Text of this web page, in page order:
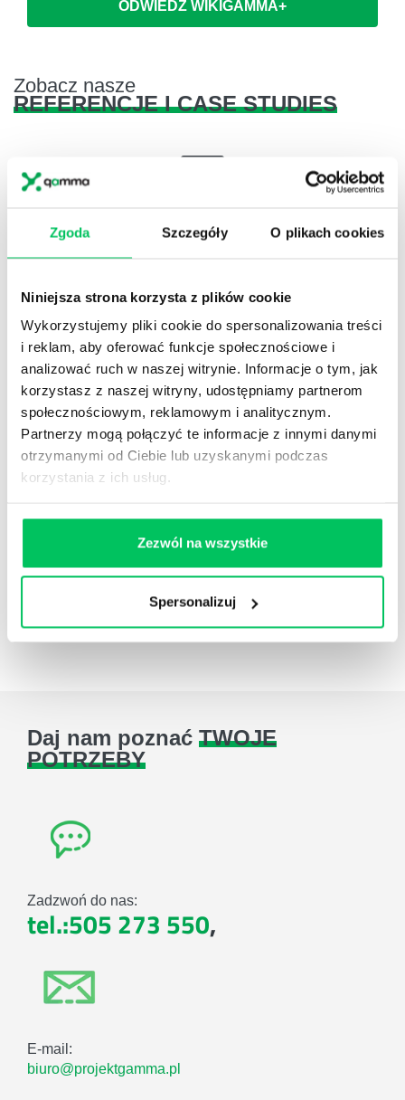
Zgoda Szczegóły O plikach cookies
Niniejsza strona korzysta z plików cookie
Wykorzystujemy pliki cookie do spersonalizowania treści
i reklam, aby oferować funkcje społecznościowe i
analizować ruch w naszej witrynie. Informacje o tym, jak
korzystasz z naszej witryny, udostępniamy partnerom
społecznościowym, reklamowym i analitycznym.
Partnerzy mogą połączyć te informacje z innymi danymi
otrzymanymi od Ciebie lub uzyskanymi podczas
korzystania z ich usług.
Zezwól na wszystkie
Spersonalizuj
ODWIEDŹ WIKIGAMMA+
Zobacz nasze
REFERENCJE I CASE STUDIES
Referencje
Referencje
Administracja publiczna
Referencje
Case studies
Daj nam poznać TWOJE
POTRZEBY
Zadzwoń do nas:
tel.:505 273 550,
E-mail:
biuro@projektgamma.pl